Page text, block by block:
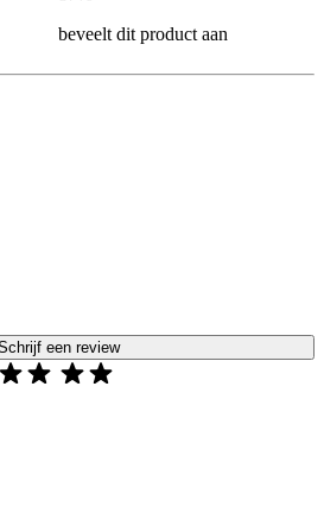
beveelt dit product aan
een review